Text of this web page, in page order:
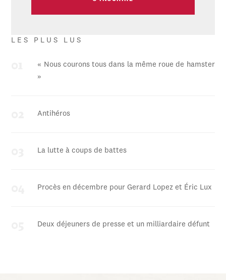
LES PLUS LUS
« Nous courons tous dans la même roue de hamster
»
Antihéros
La lutte à coups de battes
Procès en décembre pour Gerard Lopez et Éric Lux
Deux déjeuners de presse et un milliardaire défunt